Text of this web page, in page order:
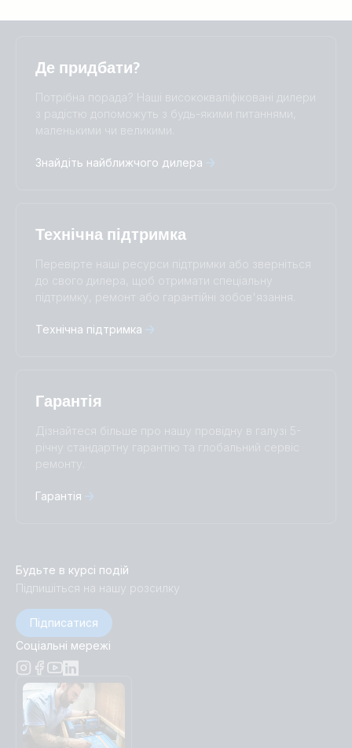
Українська
Change language
Čeština
Dansk
Deutsch
Italiano
Magyar
Suomalainen
Svenska
Русский
Українська
中國人
Stay up to date
Subscribe
Де придбати?
Потрібна порада? Наші висококваліфіковані дилери
з радістю допоможуть з будь-якими питаннями,
маленькими чи великими.
Знайдіть найближчого дилера
Технічна підтримка
Перевірте наші ресурси підтримки або зверніться
до свого дилера, щоб отримати спеціальну
підтримку, ремонт або гарантійні зобов'язання.
Технічна підтримка
Гарантія
Дізнайтеся більше про нашу провідну в галузі 5-
річну стандартну гарантію та глобальний сервіс
ремонту.
Гарантія
Будьте в курсі подій
Підпишіться на нашу розсилку
Підписатися
Соціальні мережі